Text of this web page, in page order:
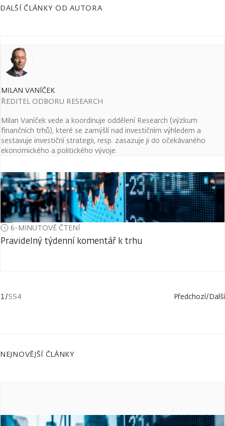
DALŠÍ ČLÁNKY OD AUTORA
MILAN VANÍČEK
ŘEDITEL ODBORU RESEARCH
Milan Vaníček vede a koordinuje oddělení Research (výzkum
finančních trhů), které se zamýšlí nad investičním výhledem a
sestavuje investiční strategii, resp. zasazuje ji do očekávaného
ekonomického a politického vývoje.
6-MINUTOVÉ ČTENÍ
Pravidelný týdenní komentář k trhu
1/554 Předchozí/Další
NEJNOVĚJŠÍ ČLÁNKY